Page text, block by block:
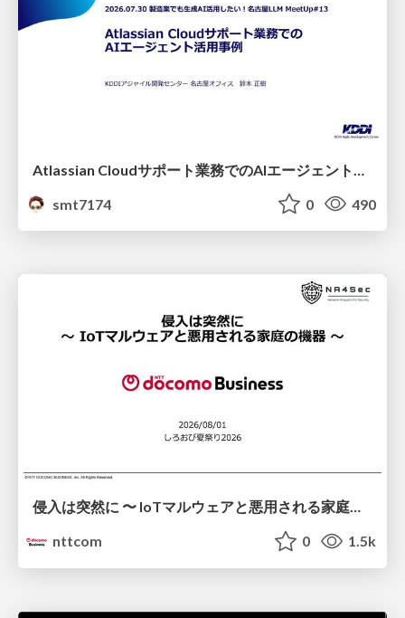
smt7174
0 490
侵入は突然に 〜 IoTマルウェアと悪用される家庭の機器 ～ / When Intrusion Strikes: IoT Malware and the Abuse of Home Devices
nttcom
0 1.5k